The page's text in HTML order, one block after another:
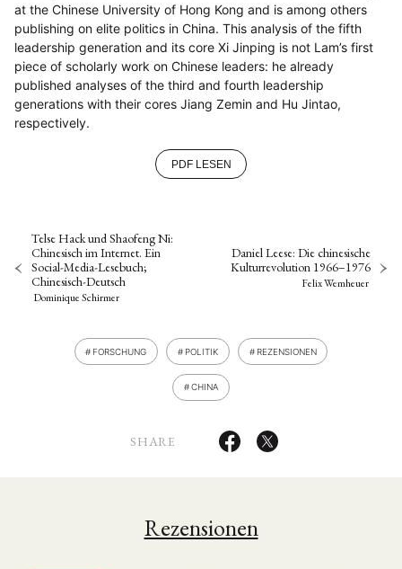
at the Chinese University of Hong Kong and is among others
publishing on elite politics in China. This analysis of the fifth
leadership generation and its core Xi Jinping is not Lam’s first
piece of scholarly work on Chinese leaders: he already
published analyses of the third and fourth leadership
generations with their cores Jiang Zemin and Hu Jintao,
respectively.
PDF LESEN
Telse Hack und Shaofeng Ni:
Chinesisch im Internet. Ein
Social-Media-Lesebuch;
Chinesisch-Deutsch
Dominique Schirmer
Daniel Leese: Die chinesische
Kulturrevolution 1966–1976
Felix Wemheuer
FORSCHUNG POLITIK REZENSIONEN
CHINA
SHARE
Rezensionen